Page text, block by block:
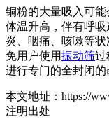
铜粉的大量吸入可能
体温升高，伴有呼
炎、咽痛、咳嗽等
免用户使用振动筛过
进行专门的全封闭的
本文地址：https://
注明出处